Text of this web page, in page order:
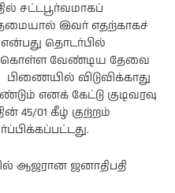
சட்டபூர்வமாகப்
இவர் எதற்காகச்
தொடர்பில்
வேண்டிய தேவை
விடுவிக்காது
எனக் கேட்டு குடிவரவு
45/01 கீழ் குற்றம்
ஆஜரான ஜனாதிபதி